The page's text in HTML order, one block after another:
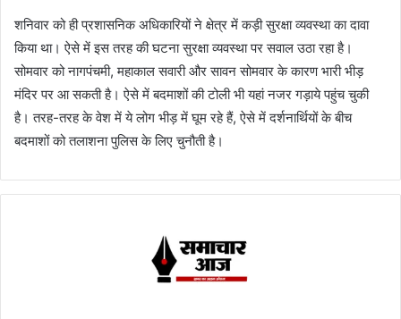
शनिवार को ही प्रशासनिक अधिकारियों ने क्षेत्र में कड़ी सुरक्षा व्‍यवस्‍था का दावा
किया था। ऐसे में इस तरह की घटना सुरक्षा व्‍यवस्‍था पर सवाल उठा रहा है।
सोमवार को नागपंचमी, महाकाल सवारी और सावन सोमवार के कारण भारी भीड़
मंदिर पर आ सकती है। ऐसे में बदमाशों की टोली भी यहां नजर गड़ाये पहुंच चुकी
है। तरह-तरह के वेश में ये लोग भीड़ में घूम रहे हैं, ऐसे में दर्शनार्थियों के बीच
बदमाशों को तलाशना पुलिस के लिए चुनौती है।